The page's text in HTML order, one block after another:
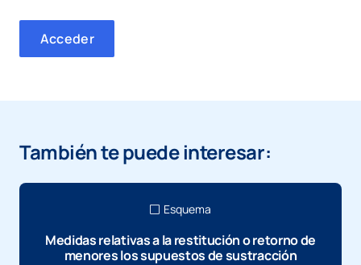
Acceder
También te puede interesar:
Esquema
Medidas relativas a la restitución o retorno de
menores los supuestos de sustracción